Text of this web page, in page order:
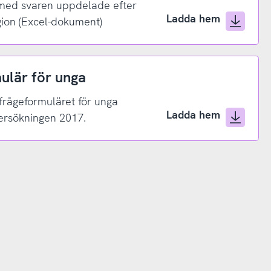
svaren uppdelade efter
(Excel-dokument)
Ladda hem
för unga
för unga
2017.
Ladda hem